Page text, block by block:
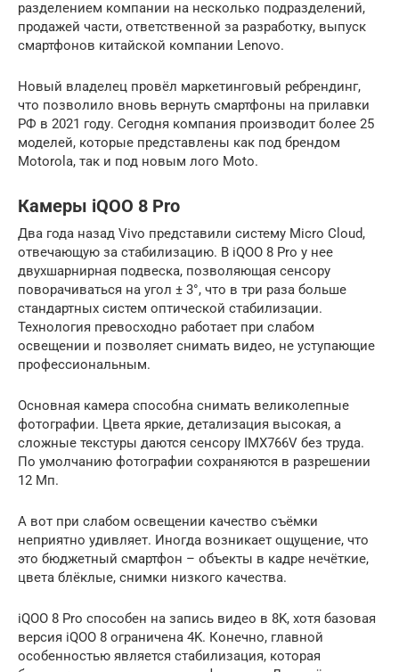
разделением компании на несколько подразделений,
продажей части, ответственной за разработку, выпуск
смартфонов китайской компании Lenovo.
Новый владелец провёл маркетинговый ребрендинг,
что позволило вновь вернуть смартфоны на прилавки
РФ в 2021 году. Сегодня компания производит более 25
моделей, которые представлены как под брендом
Motorola, так и под новым лого Moto.
Камеры iQOO 8 Pro
Два года назад Vivo представили систему Micro Cloud,
отвечающую за стабилизацию. В iQOO 8 Pro у нее
двухшарнирная подвеска, позволяющая сенсору
поворачиваться на угол ± 3°, что в три раза больше
стандартных систем оптической стабилизации.
Технология превосходно работает при слабом
освещении и позволяет снимать видео, не уступающие
профессиональным.
Основная камера способна снимать великолепные
фотографии. Цвета яркие, детализация высокая, а
сложные текстуры даются сенсору IMX766V без труда.
По умолчанию фотографии сохраняются в разрешении
12 Мп.
А вот при слабом освещении качество съёмки
неприятно удивляет. Иногда возникает ощущение, что
это бюджетный смартфон – объекты в кадре нечёткие,
цвета блёклые, снимки низкого качества.
iQOO 8 Pro способен на запись видео в 8K, хотя базовая
версия iQOO 8 ограничена 4K. Конечно, главной
особенностью является стабилизация, которая